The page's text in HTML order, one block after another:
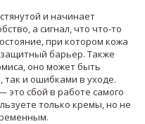
и начинает
а сигнал, что что-то
при котором кожа
барьер. Также
, оно может быть
и ошибками в уходе.
это сбой в работе самого
только кремы, но не